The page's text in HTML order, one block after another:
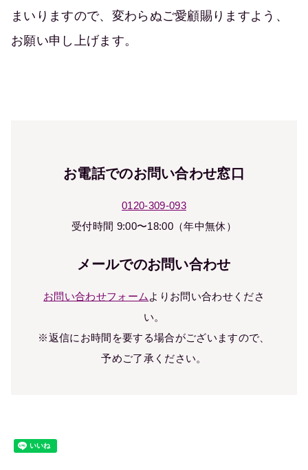
まいりますので、変わらぬご愛顧賜りますよう、
お願い申し上げます。
お電話でのお問い合わせ窓口
0120-309-093
受付時間 9:00〜18:00（年中無休）
メールでのお問い合わせ
お問い合わせフォームより お問い合わせくださ
い。
※返信にお時間を要する場合がございますので、
予めご了承ください。